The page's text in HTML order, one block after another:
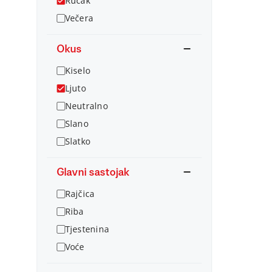
Večera
Okus
Kiselo
Ljuto
Neutralno
Slano
Slatko
Glavni sastojak
Rajčica
Riba
Tjestenina
Voće